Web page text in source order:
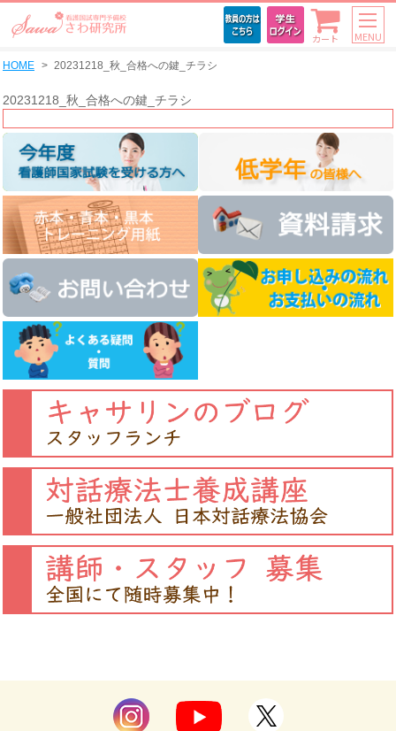
カート MENU
HOME 20231218_秋_合格への鍵_チラシ
20231218_秋_合格への鍵_チラシ